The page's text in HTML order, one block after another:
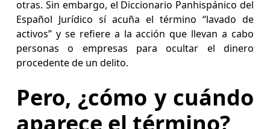
otras. Sin embargo, el Diccionario Panhispánico del
Español Jurídico sí acuña el término “lavado de
activos” y se refiere a la acción que llevan a cabo
personas o empresas para ocultar el dinero
procedente de un delito.
Pero, ¿cómo y cuándo